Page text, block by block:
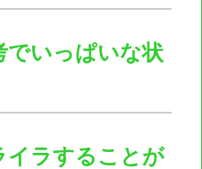
でいっぱいな状
イラすることが